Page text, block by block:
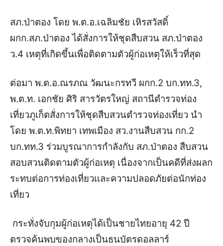
สภ.ป่าตอง โดย พ.ต.อ.เฉลิมชัย เหิรสวัสดิ์
ผกก.สภ.ป่าตอง ได้สั่งการให้ชุดสืบสวน สภ.ป่าตอง
ว.4 เหตุที่เกิดขึ้นเพื่อติดตามตัวผู้ก่อเหตุให้เร็วที่สุด
ต่อมา พ.ต.อ.ณรภณ วัฒนะกรทวี ผกก.2 บก.ทท.3,
พ.ต.ท. เอกชัย ศิริ สารวัตรใหญ่ สถานีตำรวจท่อง
เที่ยวภูเก็ตสั่งการให้ชุดสืบสวนตำรวจท่องเที่ยว นำ
โดย พ.ต.ท.พิทยา เทพเมือง สว.งานสืบสวน กก.2
บก.ทท.3 ร่วมบูรณาการกำลังกับ สภ.ป่าตอง สืบสวน
สอบสวนติดตามตัวผู้ก่อเหตุ เนื่องจากเป็นคดีที่ส่งผลก
ระทบต่อการท่องเที่ยวเเละความปลอดภัยต่อนักท่อง
เที่ยว
กระทั่งจับกุมผู้ก่อเหตุได้เป็นชายไทยอายุ 42 ปี
ตรวจค้นพบของกลางเป็นธนบัตรดอลลาร์